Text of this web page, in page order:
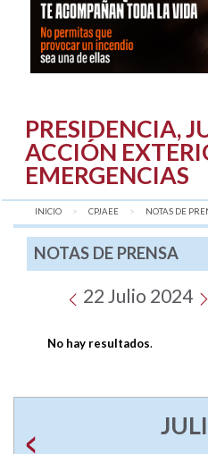
PRESIDENCIA,
ACCIÓN
EMERGENCIAS
INICIO CPJAEE AQUÍ:
NOTAS DE
NOTAS DE PRENSA
22 Julio 2024
No hay resultados.